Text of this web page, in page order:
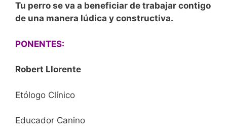
Tu perro se va a beneficiar de trabajar contigo
de una manera lúdica y constructiva.
PONENTES:
Robert Llorente
Etólogo Clínico
Educador Canino